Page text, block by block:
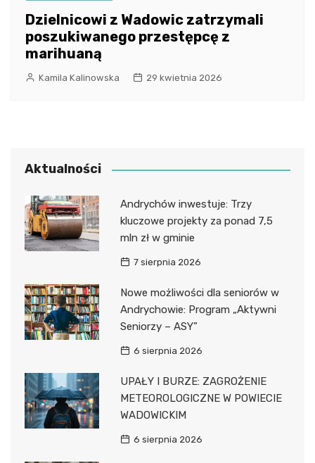
Dzielnicowi z Wadowic zatrzymali
poszukiwanego przestępcę z
marihuaną
Kamila Kalinowska 29 kwietnia 2026
Aktualności
Andrychów inwestuje: Trzy
kluczowe projekty za ponad 7,5
mln zł w gminie
7 sierpnia 2026
Nowe możliwości dla seniorów w
Andrychowie: Program „Aktywni
Seniorzy – ASY”
6 sierpnia 2026
UPAŁY I BURZE: ZAGROŻENIE
METEOROLOGICZNE W POWIECIE
WADOWICKIM
6 sierpnia 2026